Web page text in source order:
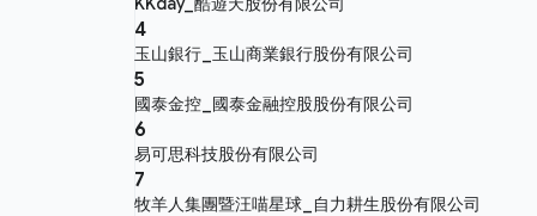
4
玉山銀行_玉山商業銀行股份有限公司
5
國泰金控_國泰金融控股股份有限公司
6
易可思科技股份有限公司
7
牧羊人集團暨汪喵星球_自力耕生股份有限公司